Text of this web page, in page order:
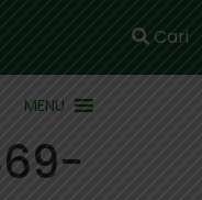
Cari
MENU